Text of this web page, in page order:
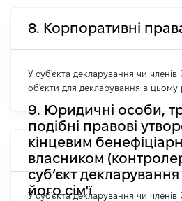
8. Корпоративні
У суб'єкта декларування чи членів
об'єкти для декларування в цьому
9. Юридичні особи,
подібні правові
кінцевим
власником
суб’єкт
його сім'ї
У суб'єкта декларування чи членів